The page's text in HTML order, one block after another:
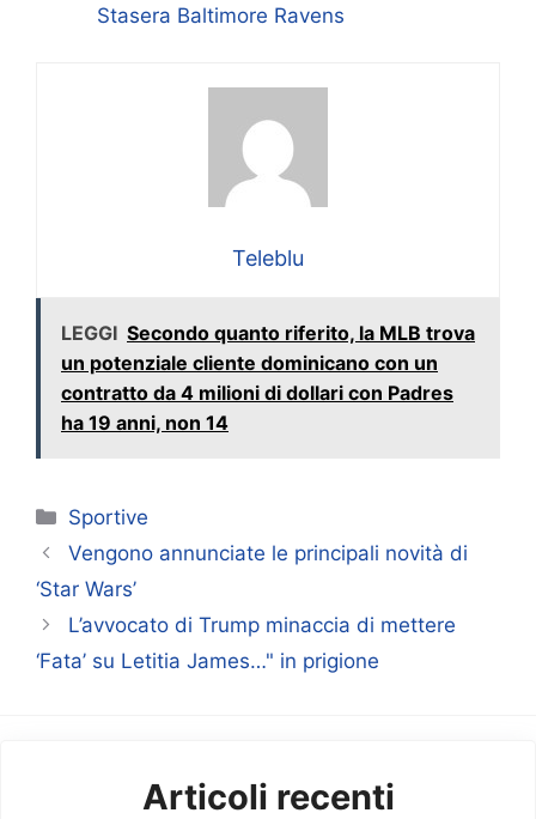
Stasera Baltimore Ravens
Teleblu
LEGGI Secondo quanto riferito, la MLB trova
un potenziale cliente dominicano con un
contratto da 4 milioni di dollari con Padres
ha 19 anni, non 14
Categorie
Sportive
Vengono annunciate le principali novità di
‘Star Wars’
L’avvocato di Trump minaccia di mettere
‘Fata’ su Letitia James…" in prigione
Articoli recenti